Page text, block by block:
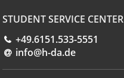
STUDENT SERVICE CENTER
+49.6151.533-5551
info@h-da.de